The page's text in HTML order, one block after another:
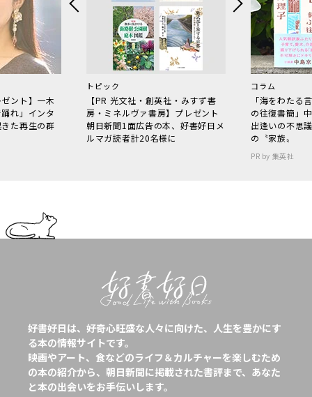
ント】一木
れ」インタ
た再生の群
トピック
【PR 光文社・創英社・みすず書
房・ミネルヴァ書房】プレゼント
朝日新聞1面広告の本、好書好日メ
ルマガ読者計20名様に
コラム
「海をわた
の往復書簡」
出逢いの不思
の〝家族〟
PR by 集英社
好書好日は、好奇心旺盛な人々に向けた、人生を豊かにす
る本の情報サイトです。
映画やアート、食などのライフ＆カルチャーを楽しむため
の本の紹介から、朝日新聞に掲載された書評まで、あなた
と本の出会いをお手伝いします。